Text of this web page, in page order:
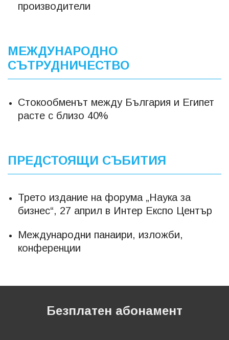
производители
МЕЖДУНАРОДНО
СЪТРУДНИЧЕСТВО
Стокообменът между България и Египет
расте с близо 40%
ПРЕДСТОЯЩИ СЪБИТИЯ
Трето издание на форума „Наука за
бизнес“, 27 април в Интер Експо Център
Международни панаири, изложби,
конференции
Безплатен абонамент